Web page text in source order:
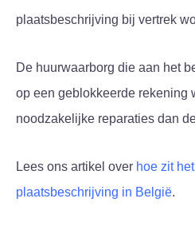
plaatsbeschrijving bij vertrek
De huurwaarborg die aan het
op een geblokkeerde rekening
noodzakelijke reparaties dan
Lees ons artikel over hoe zit
plaatsbeschrijving in België.